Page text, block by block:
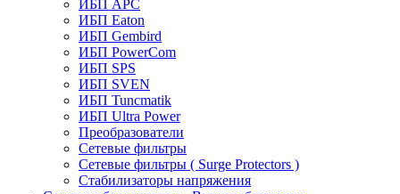
ИБП APC
ИБП Eaton
ИБП Gembird
ИБП PowerCom
ИБП SPS
ИБП SVEN
ИБП Tuncmatik
ИБП Ultra Power
Преобразователи
Сетевые фильтры
Сетевые фильтры ( Surge Protectors )
Стабилизаторы напряжения